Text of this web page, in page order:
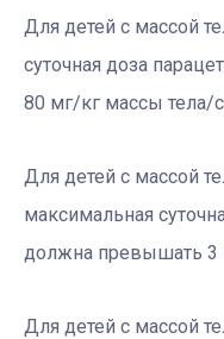
Для детей с массой
суточная доза
80 мг/кг массы тела/
Для детей с массой
максимальная
должна превышать 3
Для детей с массой